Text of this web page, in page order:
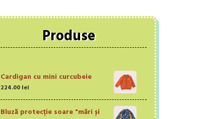
Produse
Cardigan cu mini curcubeie
224.00 lei
Bluză protecție soare "mări și